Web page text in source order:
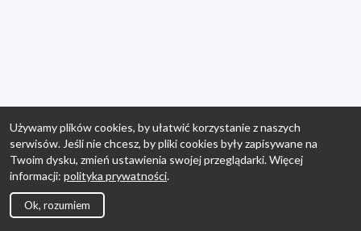
Używamy plików cookies, by ułatwić korzystanie z naszych
serwisów. Jeśli nie chcesz, by pliki cookies były zapisywane na
Twoim dysku, zmień ustawienia swojej przeglądarki. Więcej
informacji: polityka prywatności.
Ok, rozumiem